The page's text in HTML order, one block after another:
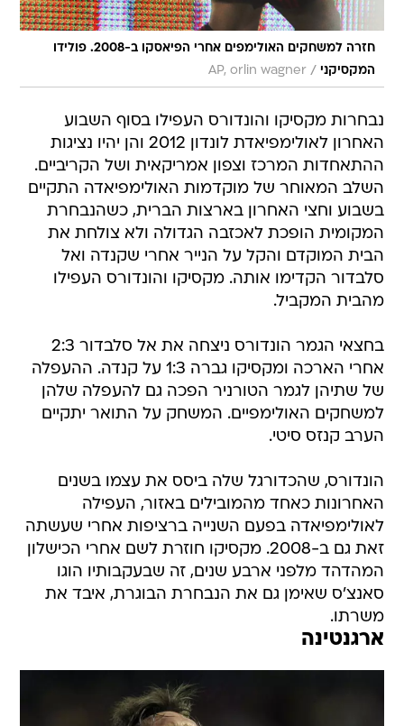
חזרה למשחקים האולימפים אחרי הפיאסקו ב-2008. פולידו
המקסיקני /
AP, orlin wagner
נבחרות מקסיקו והונדורס העפילו בסוף השבוע
האחרון לאולימפיאדת לונדון 2012 והן יהיו נציגות
ההתאחדות המרכז וצפון אמריקאית ושל הקריביים.
השלב המאוחר של מוקדמות האולימפיאדה התקיים
בשבוע וחצי האחרון בארצות הברית, כשהנבחרת
המקומית הופכת לאכזבה הגדולה ולא צולחת את
הבית המוקדם והקל על הנייר אחרי שקנדה ואל
סלבדור הקדימו אותה. מקסיקו והונדורס העפילו
מהבית המקביל.
בחצאי הגמר הונדורס ניצחה את אל סלבדור 2:3
אחרי הארכה ומקסיקו גברה 1:3 על קנדה. ההעפלה
של שתיהן לגמר הטורניר הפכה גם להעפלה שלהן
למשחקים האולימפיים. המשחק על התואר יתקיים
הערב קנזס סיטי.
הונדורס, שהכדורגל שלה ביסס את עצמו בשנים
האחרונות כאחד מהמובילים באזור, העפילה
לאולימפיאדה בפעם השנייה ברציפות אחרי שעשתה
זאת גם ב-2008. מקסיקו חוזרת לשם אחרי הכישלון
המהדהד מלפני ארבע שנים, זה שבעקבותיו הוגו
סאנצ'ס שאימן גם את הנבחרת הבוגרת, איבד את
משרתו.
ארגנטינה